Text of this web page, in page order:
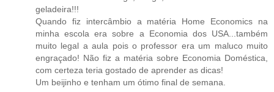
geladeira!!!
Quando fiz intercâmbio a matéria Home Economics na
minha escola era sobre a Economia dos USA...também
muito legal a aula pois o professor era um maluco muito
engraçado! Não fiz a matéria sobre Economia Doméstica,
com certeza teria gostado de aprender as dicas!
Um beijinho e tenham um ótimo final de semana.